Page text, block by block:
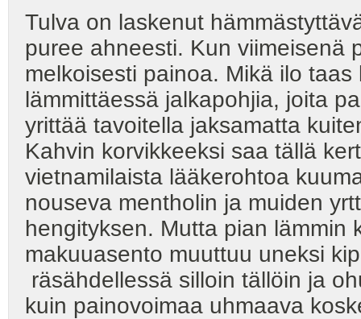
Tulva on laskenut
puree ahneesti. Kun viimeisenä
melkoisesti painoa. Mikä ilo
lämmittäessä jalkapohjia, joita
yrittää tavoitella jaksamatta
Kahvin korvikkeeksi saa tällä
vietnamilaista lääkerohtoa
nouseva mentholin ja muiden
hengityksen. Mutta pian lämmin
makuuasento muuttuu uneksi
räsähdellessä silloin tällöin ja
kuin painovoimaa uhmaava